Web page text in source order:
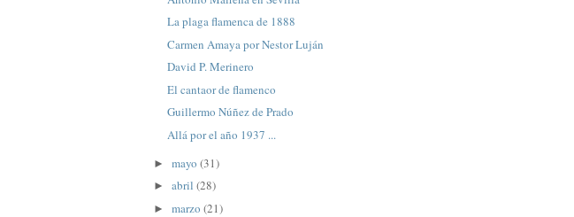
La plaga flamenca de 1888
Carmen Amaya por Nestor Luján
David P. Merinero
El cantaor de flamenco
Guillermo Núñez de Prado
Allá por el año 1937 ...
► mayo (31)
► abril (28)
► marzo (21)